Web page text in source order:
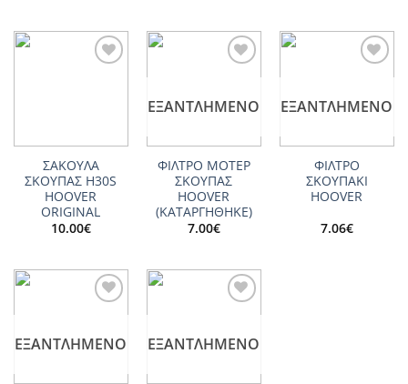
ΣΑΚΟΥΛΑ
ΣΚΟΥΠΑΣ H30S
HOOVER
ORIGINAL
10.00€
ΕΞΑΝΤΛΗΜΈΝΟ
ΦΙΛΤΡΟ ΜΟΤΕΡ
ΣΚΟΥΠΑΣ
HOOVER
(ΚΑΤΑΡΓΗΘΗΚΕ)
7.00€
ΕΞΑΝΤΛΗΜΈΝΟ
ΦΙΛΤΡΟ
ΣΚΟΥΠΑΚΙ
HOOVER
7.06€
ΕΞΑΝΤΛΗΜΈΝΟ ΕΞΑΝΤΛΗΜΈΝΟ